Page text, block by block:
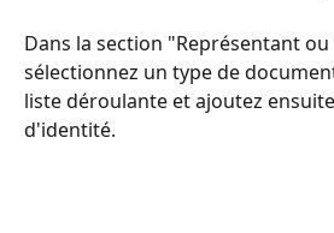
Dans la section "Représentant
sélectionnez un type de
liste déroulante et ajoutez
d'identité.